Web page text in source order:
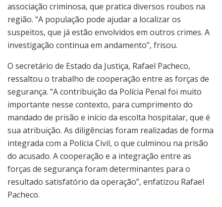
associação criminosa, que pratica diversos roubos na
região. “A população pode ajudar a localizar os
suspeitos, que já estão envolvidos em outros crimes. A
investigação continua em andamento”, frisou.
O secretário de Estado da Justiça, Rafael Pacheco,
ressaltou o trabalho de cooperação entre as forças de
segurança. “A contribuição da Polícia Penal foi muito
importante nesse contexto, para cumprimento do
mandado de prisão e início da escolta hospitalar, que é
sua atribuição. As diligências foram realizadas de forma
integrada com a Polícia Civil, o que culminou na prisão
do acusado. A cooperação e a integração entre as
forças de segurança foram determinantes para o
resultado satisfatório da operação”, enfatizou Rafael
Pacheco.